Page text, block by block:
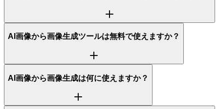
AI画像から画像生成ツールは無料で使えますか？
AI画像から画像生成は何に使えますか？